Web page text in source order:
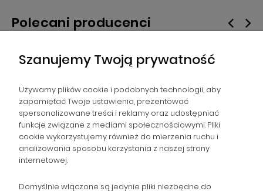
Polecani producenci
NAWIGACJA
POMOC
Szanujemy Twoją prywatność
Używamy plików cookie i podobnych technologii, aby
zapamiętać Twoje ustawienia, prezentować
spersonalizowane treści i reklamy oraz udostępniać
funkcje związane z mediami społecznościowymi. Pliki
cookie wykorzystujemy również do mierzenia ruchu i
analizowania sposobu korzystania z naszej strony
internetowej.
Domyślnie włączone są jedynie pliki niezbędne do